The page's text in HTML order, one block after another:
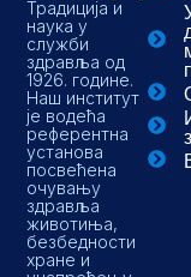
Традиција и
наука у
служби
здравља од
1926. године.
Наш институт
је водећа
референтна
установа
посвећена
очувању
здравља
животиња,
безбедности
хране и